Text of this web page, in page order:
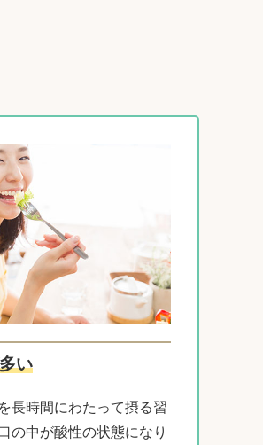
い
長時間にわたって摂る習
の中が酸性の状態になり